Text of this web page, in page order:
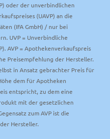
oder der unverbindlichen
(UAVP) an die
(IFA GmbH) / nur bei
UVP = Unverbindliche
AVP = Apothekenverkaufspreis
Preisempfehlung der Hersteller.
in Ansatz gebrachter Preis für
dem für Apotheken
entspricht, zu dem eine
mit der gesetzlichen
zum AVP ist die
Hersteller.